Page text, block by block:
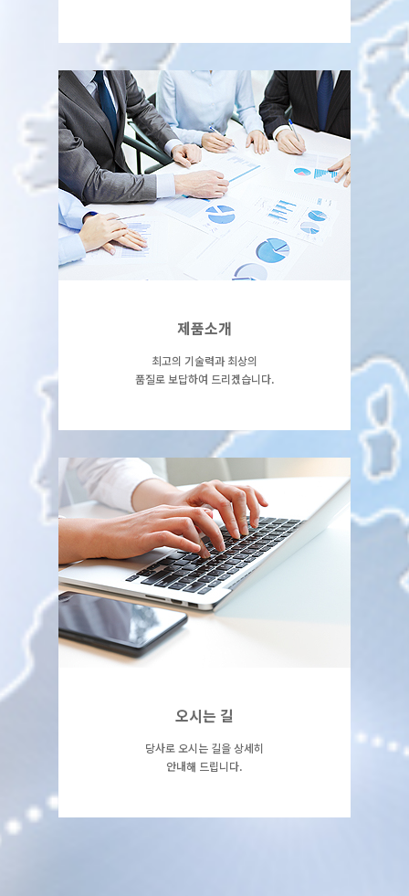
제품소개
페이지 상세보기
제품소개
최고의 기술력과 최상의
품질로 보답하여 드리겠습니다.
오시는 길
페이지 상세보기
오시는 길
당사로 오시는 길을 상세히
안내해 드립니다.